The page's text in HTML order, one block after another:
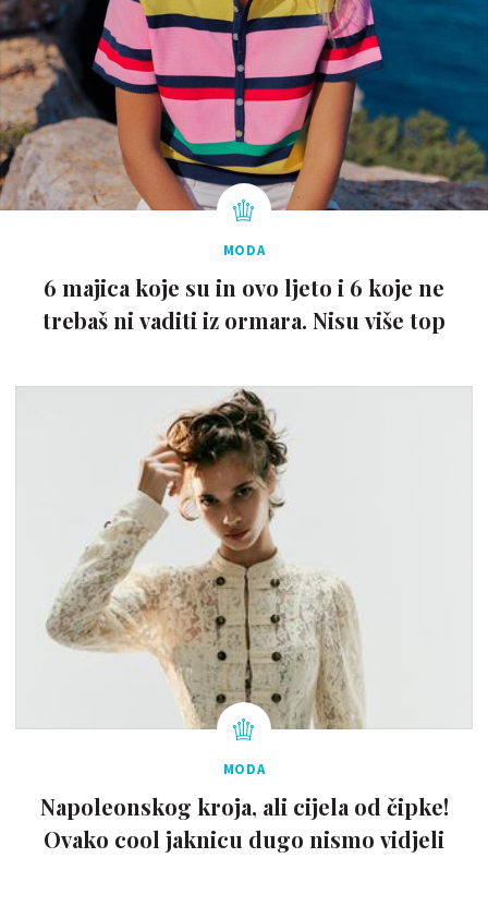
MODA
6 majica koje su in ovo ljeto i 6 koje ne
trebaš ni vaditi iz ormara. Nisu više top
MODA
Napoleonskog kroja, ali cijela od čipke!
Ovako cool jaknicu dugo nismo vidjeli